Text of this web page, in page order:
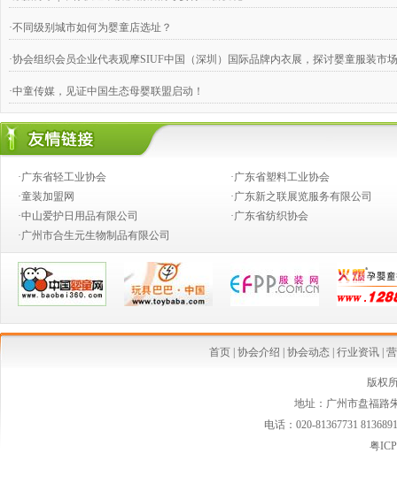
·不同级别城市如何为婴童店选址？
·协会组织会员企业代表观摩SIUF中国（深圳）国际品牌内衣展，探讨婴童服装市
·中童传媒，见证中国生态母婴联盟启动！
·奶粉钱不好赚，跨国合伙兴起
·婴童店销售，如何攻下九类难缠的客户？
·创新童装营销模式,高效对接渠道资源
·2014婴童行业创新发展论坛
·从今生宝贝公司转型看婴童行业发展中的创新变革
·国家质检总局连夜发布新西兰可瑞康婴儿配方乳粉最新消费警示
·广东省轻工业协会
·广东省塑料工业协会
·童装加盟网
·广东新之联展览服务有限公司
·中山爱护日用品有限公司
·广东省纺织协会
·广州市合生元生物制品有限公司
首页 协会介绍 协会动态 行业资讯
版权
地址：广州市盘福路
电话：020-81367731
粤